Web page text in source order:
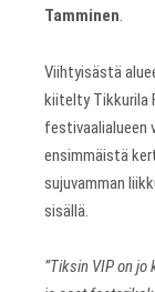
Tamminen.
Viihtyisästä
kiitelty Tikkurila
festivaalialueen
ensimmäistä
sujuvamman
sisällä.
”Tiksin VIP on